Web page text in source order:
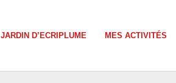
JARDIN D’ECRIPLUME MES ACTIVITÉS